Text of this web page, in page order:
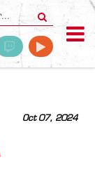
Oct 07, 2024